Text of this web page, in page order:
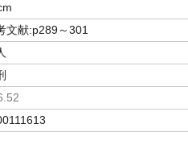
文献:p289～301